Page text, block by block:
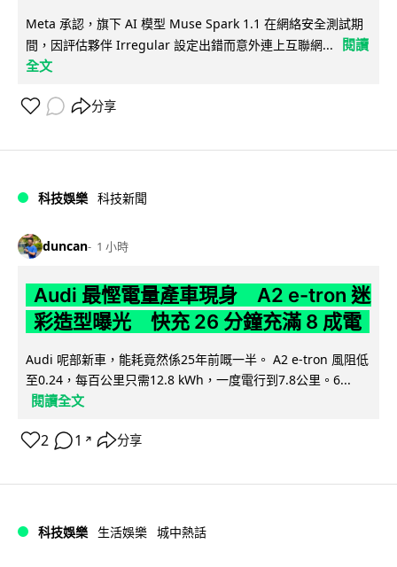
Meta 承認，旗下 AI 模型 Muse Spark 1.1 在網絡安全測試期
間，因評估夥伴 Irregular 設定出錯而意外連上互聯網...
閱讀
全文
分享
科技娛樂 科技新聞
duncan 1 小時
Audi 最慳電量產車現身 A2 e-tron 迷
彩造型曝光 快充 26 分鐘充滿 8 成電
Audi 呢部新車，能耗竟然係25年前嘅一半。 A2 e-tron 風阻低
至0.24，每百公里只需12.8 kWh，一度電行到7.8公里。6...
閱讀全文
2 1 ↗ 分享
科技娛樂 生活娛樂 城中熱話